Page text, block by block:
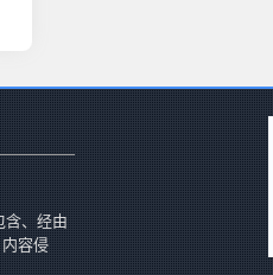
含、经由
容侵